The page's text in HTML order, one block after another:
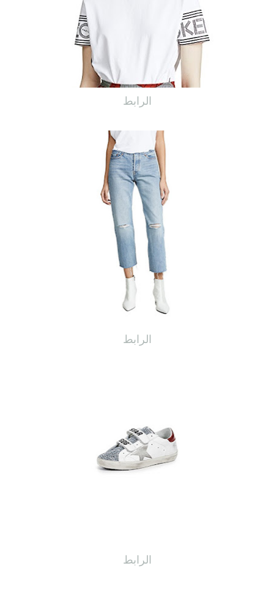
الرابط
الرابط
الرابط